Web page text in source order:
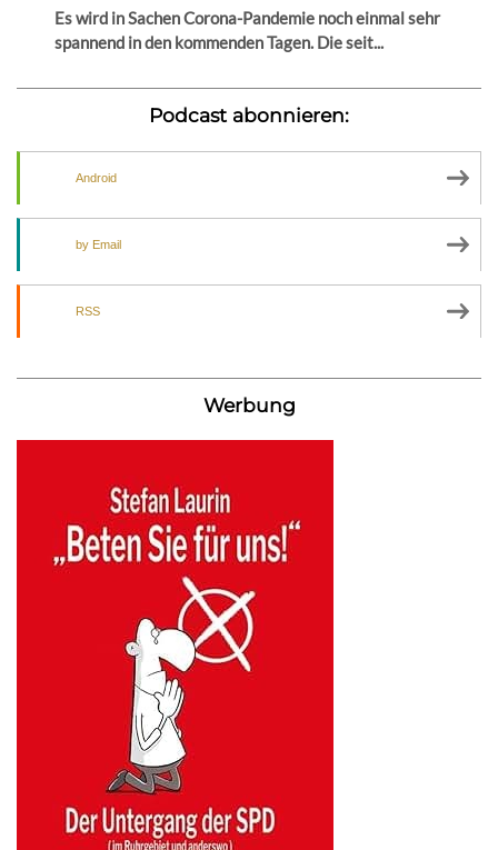
Es wird in Sachen Corona-Pandemie noch einmal sehr
spannend in den kommenden Tagen. Die seit...
Podcast abonnieren:
Android
by Email
RSS
Werbung